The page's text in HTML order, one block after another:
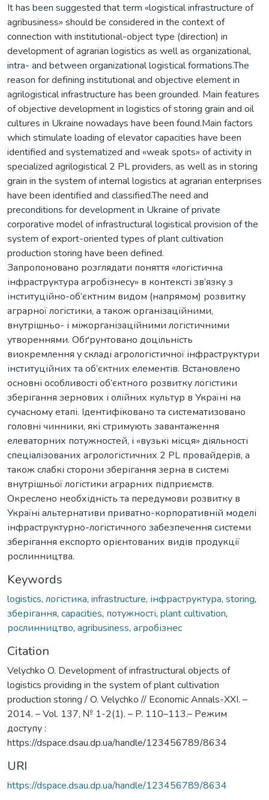
It has been suggested that term «logistical infrastructure of
agribusiness» should be considered in the context of
connection with institutional-object type (direction) in
development of agrarian logistics as well as organizational,
intra- and between organizational logistical formations.The
reason for defining institutional and objective element in
agrilogistical infrastructure has been grounded. Main features
of objective development in logistics of storing grain and oil
cultures in Ukraine nowadays have been found.Main factors
which stimulate loading of elevator capacities have been
identified and systematized and «weak spots» of activity in
specialized agrilogistical 2 PL providers, as well as in storing
grain in the system of internal logistics at agrarian enterprises
have been identified and classified.The need and
preconditions for development in Ukraine of private
corporative model of infrastructural logistical provision of the
system of export-oriented types of plant cultivation
production storing have been defined.
Запропоновано розглядати поняття «логістична
інфраструктура агробізнесу» в контексті зв’язку з
інституційно-об’єктним видом (напрямом) розвитку
аграрної логістики, а також організаційними,
внутрішньо- і міжорганізаційними логістичними
утвореннями. Обґрунтовано доцільність
виокремлення у складі агрологістичної інфраструктури
інституційних та об’єктних елементів. Встановлено
основні особливості об’єктного розвитку логістики
зберігання зернових і олійних культур в Україні на
сучасному етапі. Ідентифіковано та систематизовано
головні чинники, які стримують завантаження
елеваторних потужностей, і «вузькі місця» діяльності
спеціалізованих агрологістичних 2 PL провайдерів, а
також слабкі сторони зберігання зерна в системі
внутрішньої логістики аграрних підприємств.
Окреслено необхідність та передумови розвитку в
Україні альтернативи приватно-корпоративній моделі
інфраструктурно-логістичного забезпечення системи
зберігання експорто орієнтованих видів продукції
рослинництва.
Keywords
logistics, логістика, infrastructure, інфраструктура, storing,
зберігання, capacities, потужності, plant cultivation,
рослинництво, agribusiness, агробізнес
Citation
Velychko O. Development of infrastructural objects of
logistics providing in the system of plant cultivation
production storing / O. Velychko // Economic Annals-XXI. –
2014. – Vol. 137, № 1-2(1). – P. 110–113.– Режим
доступу :
https://dspace.dsau.dp.ua/handle/123456789/8634
URI
https://dspace.dsau.dp.ua/handle/123456789/8634